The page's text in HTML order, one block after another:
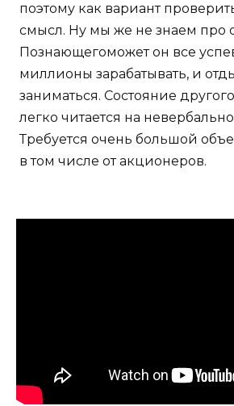
поэтому как вариант
смысл. Ну мы же не знаем про
Познающегоможет он все
миллионы зарабатывать, и
заниматься. Состояние
легко читается на
Требуется очень большой
в том числе от акционеров.